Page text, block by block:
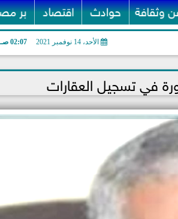
وثقافة حوادث اقتصاد بر
الأحد، 14 نوفمبر 2021 02:07 صـ
في تسجيل العقارات